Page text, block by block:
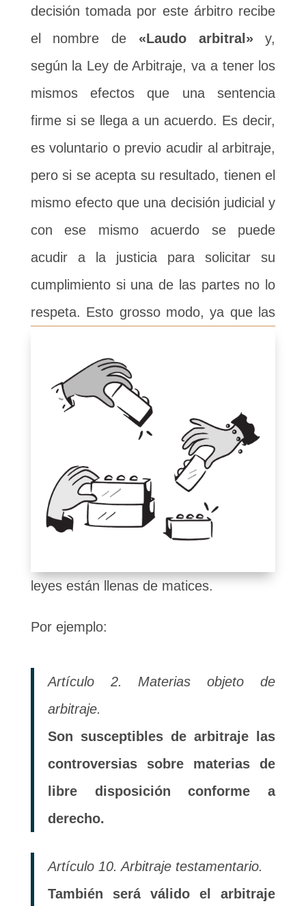
decisión tomada por este árbitro recibe
el nombre de «Laudo arbitral»y,
según la Ley de Arbitraje, va a tener los
mismos efectos que una sentencia
firme si se llega a un acuerdo. Es decir,
es voluntario o previo acudir al arbitraje,
pero si se acepta su resultado, tienen el
mismo efecto que una decisión judicial y
con ese mismo acuerdo se puede
acudir a la justicia para solicitar su
cumplimiento si una de las partes no lo
respeta. Esto grosso modo, ya que las
leyes están llenas de matices.
Por ejemplo:
Artículo 2. Materias objeto de
arbitraje.
Son susceptibles de arbitraje las
controversias sobre materias de
libre disposición conforme a
derecho.
Artículo 10. Arbitraje testamentario.
También será válido el arbitraje